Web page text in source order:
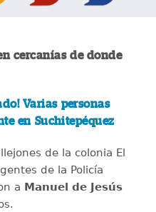
cercanías de donde
Varias personas
en Suchitepéquez
de la colonia El
de la Policía
a Manuel de Jesús